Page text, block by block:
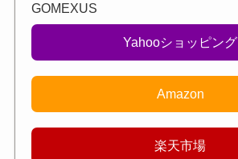
GOMEXUS
Yahooショッピング
Amazon
楽天市場